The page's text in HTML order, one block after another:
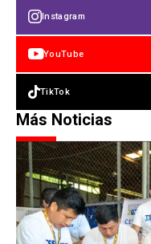
Instagram
YouTube
TikTok
Más Noticias